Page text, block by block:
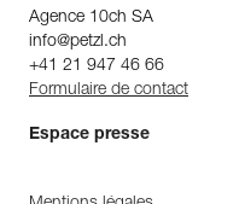
Agence 10ch SA
info@petzl.ch
+41 21 947 46 66
Formulaire de contact
Espace presse